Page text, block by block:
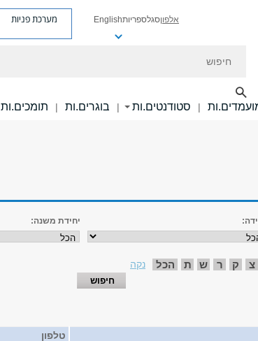
אלפוןסגלספריותEnglish מערכת פניות
| סטודנטים.ות | בוגרים.ות | תומכים.ות
יחידת משנה:
צ ק ר ש ת הכל נקה
טלפון